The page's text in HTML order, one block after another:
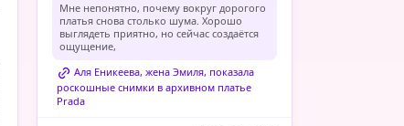
Мне непонятно, почему вокруг дорогого
платья снова столько шума. Хорошо
выглядеть приятно, но сейчас создаётся
ощущение,
Аля Еникеева, жена Эмиля, показала
роскошные снимки в архивном платье
Prada